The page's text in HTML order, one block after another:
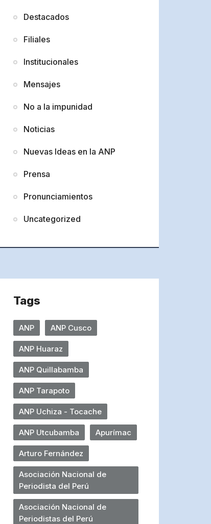
Destacados
Filiales
Institucionales
Mensajes
No a la impunidad
Noticias
Nuevas Ideas en la ANP
Prensa
Pronunciamientos
Uncategorized
Tags
ANP ANP Cusco
ANP Huaraz
ANP Quillabamba
ANP Tarapoto
ANP Uchiza - Tocache
ANP Utcubamba Apurímac
Arturo Fernández
Asociación Nacional de
Periodista del Perú
Asociación Nacional de
Periodistas del Perú